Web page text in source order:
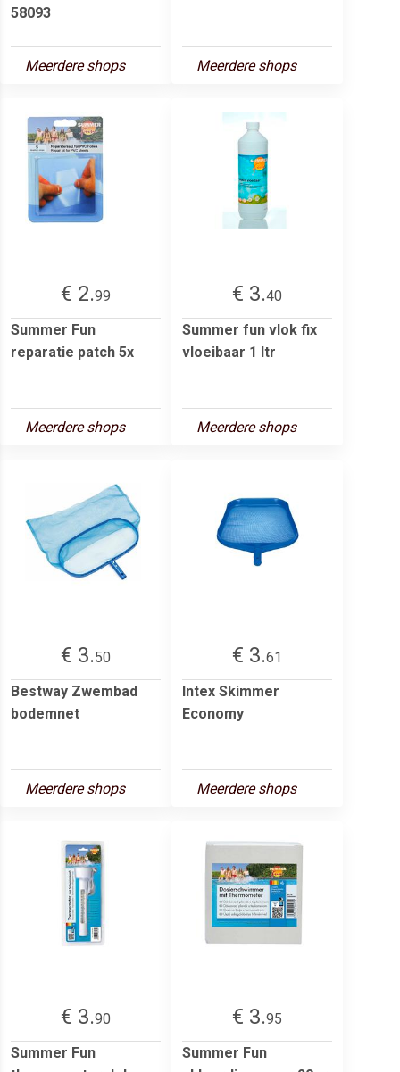
58093
Meerdere shops Meerdere shops
€ 2.99
Summer Fun
reparatie patch 5x
Meerdere shops
€ 3.40
Summer fun vlok fix
vloeibaar 1 ltr
Meerdere shops
€ 3.50
Bestway Zwembad
bodemnet
Meerdere shops
€ 3.61
Intex Skimmer
Economy
Meerdere shops
€ 3.90
Summer Fun
€ 3.95
Summer Fun